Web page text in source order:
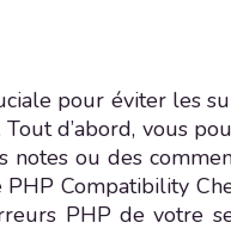
pour éviter les
d’abord, vous
ou des
Compatibility
PHP de votre